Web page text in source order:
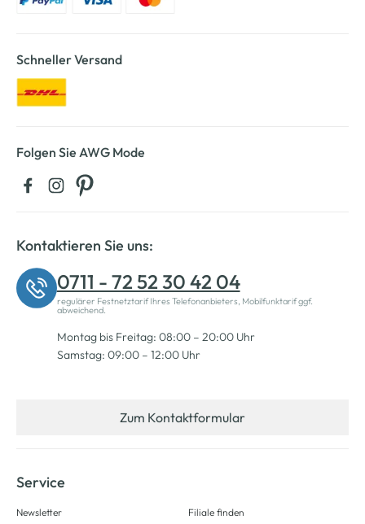
Schneller Versand
Folgen Sie AWG Mode
Kontaktieren Sie uns:
0711 - 72 52 30 42 04
regulärer Festnetztarif Ihres Telefonanbieters, Mobilfunktarif ggf.
abweichend.
Montag bis Freitag: 08:00 – 20:00 Uhr
Samstag: 09:00 – 12:00 Uhr
Zum Kontaktformular
Service
Newsletter Filiale finden